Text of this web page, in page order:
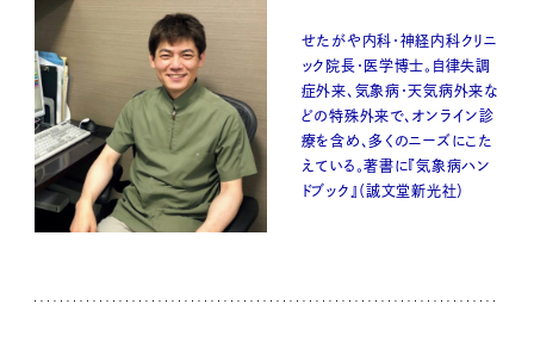
せたがや内科・神経内科クリニ
ック院長・医学博士。自律失調
症外来、気象病・天気病外来な
どの特殊外来で、オンライン診
療を含め、多くのニーズにこた
えている。著書に『気象病ハン
ドブック』（誠文堂新光社）